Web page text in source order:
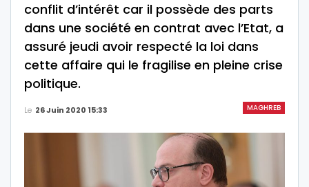
conflit d’intérêt car il possède des parts
dans une société en contrat avec l’Etat, a
assuré jeudi avoir respecté la loi dans
cette affaire qui le fragilise en pleine crise
politique.
MAGHREB
Le 26 Juin 2020 15:33